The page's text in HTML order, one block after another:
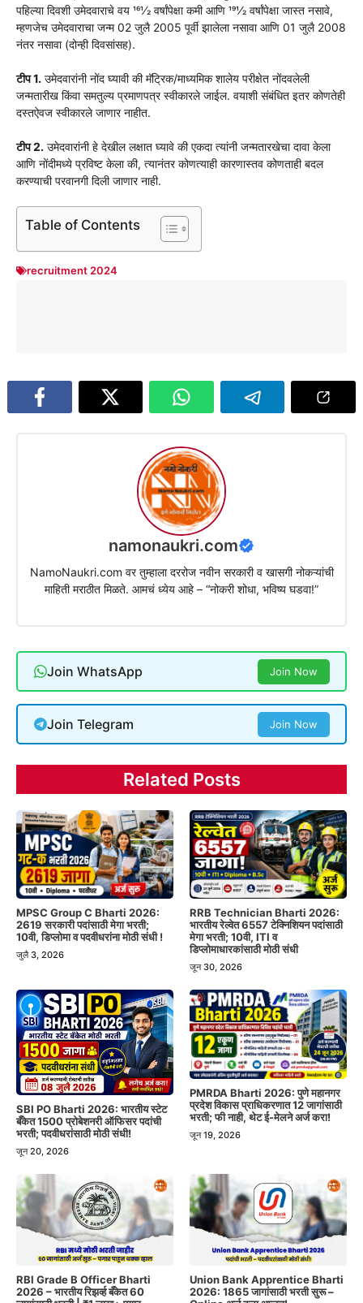
पहिल्या दिवशी उमेदवाराचे वय 161⁄2 वर्षांपेक्षा कमी आणि 191⁄2 वर्षांपेक्षा जास्त नसावे,
म्हणजेच उमेदवाराचा जन्म 02 जुलै 2005 पूर्वी झालेला नसावा आणि 01 जुलै 2008
नंतर नसावा (दोन्ही दिवसांसह).
टीप 1. उमेदवारांनी नोंद घ्यावी की मॅट्रिक/माध्यमिक शालेय परीक्षेत नोंदवलेली
जन्मतारीख किंवा समतुल्य प्रमाणपत्र स्वीकारले जाईल. वयाशी संबंधित इतर कोणतेही
दस्तऐवज स्वीकारले जाणार नाहीत.
टीप 2. उमेदवारांनी हे देखील लक्षात घ्यावे की एकदा त्यांनी जन्मतारखेचा दावा केला
आणि नोंदीमध्ये प्रविष्ट केला की, त्यानंतर कोणत्याही कारणास्तव कोणताही बदल
करण्याची परवानगी दिली जाणार नाही.
Table of Contents
recruitment 2024
namonaukri.com
NamoNaukri.com वर तुम्हाला दररोज नवीन सरकारी व खासगी नोकऱ्यांची
माहिती मराठीत मिळते. आमचं ध्येय आहे – “नोकरी शोधा, भविष्य घडवा!”
Join WhatsApp Join Now
Join Telegram Join Now
Related Posts
MPSC Group C Bharti 2026:
2619 सरकारी पदांसाठी मेगा भरती;
10वी, डिप्लोमा व पदवीधरांना मोठी संधी !
जुलै 3, 2026
RRB Technician Bharti 2026:
भारतीय रेल्वेत 6557 टेक्निशियन पदांसाठी
मेगा भरती; 10वी, ITI व
डिप्लोमाधारकांसाठी मोठी संधी
जून 30, 2026
SBI PO Bharti 2026: भारतीय स्टेट
बँकेत 1500 प्रोबेशनरी ऑफिसर पदांची
भरती; पदवीधरांसाठी मोठी संधी!
जून 20, 2026
PMRDA Bharti 2026: पुणे महानगर
प्रदेश विकास प्राधिकरणात 12 जागांसाठी
भरती; फी नाही, थेट ई-मेलने अर्ज करा!
जून 19, 2026
RBI Grade B Officer Bharti
2026 – भारतीय रिझर्व्ह बँकेत 60
Union Bank Apprentice Bharti
2026: 1865 जागांसाठी भरती सुरू –